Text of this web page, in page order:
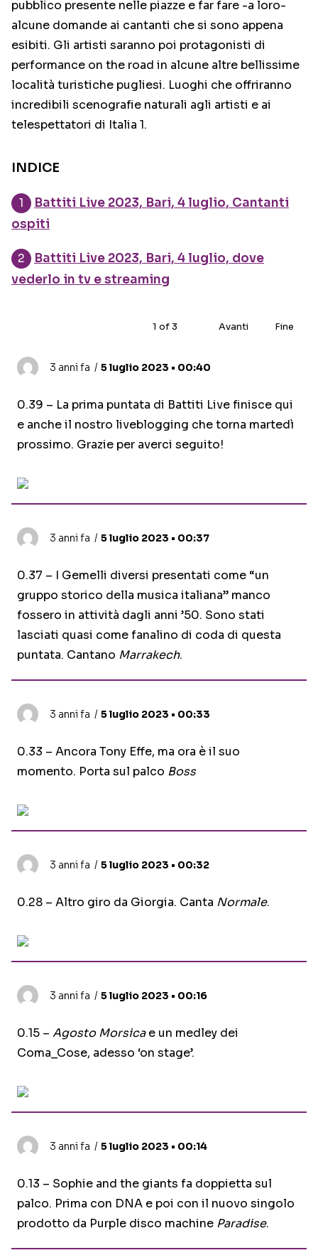
pubblico presente nelle piazze e far fare -a loro-
alcune domande ai cantanti che si sono appena
esibiti. Gli artisti saranno poi protagonisti di
performance on the road in alcune altre bellissime
località turistiche pugliesi. Luoghi che offriranno
incredibili scenografie naturali agli artisti e ai
telespettatori di Italia 1.
INDICE
Battiti Live 2023, Bari, 4 luglio, Cantanti
ospiti
Battiti Live 2023, Bari, 4 luglio, dove
vederlo in tv e streaming
1 of3 Avanti Fine
3 anni fa 5 luglio 2023 • 00:40
0.39 – La prima puntata di Battiti Live finisce qui
e anche il nostro liveblogging che torna martedì
prossimo. Grazie per averci seguito!
3 anni fa 5 luglio 2023 • 00:37
0.37 – I Gemelli diversi presentati come “un
gruppo storico della musica italiana” manco
fossero in attività dagli anni ’50. Sono stati
lasciati quasi come fanalino di coda di questa
puntata. Cantano Marrakech.
3 anni fa 5 luglio 2023 • 00:33
0.33 – Ancora Tony Effe, ma ora è il suo
momento. Porta sul palco Boss
3 anni fa 5 luglio 2023 • 00:32
0.28 – Altro giro da Giorgia. Canta Normale.
3 anni fa 5 luglio 2023 • 00:16
0.15 – Agosto Morsicae un medley dei
Coma_Cose, adesso ‘on stage’.
3 anni fa 5 luglio 2023 • 00:14
0.13 – Sophie and the giants fa doppietta sul
palco. Prima con DNA e poi con il nuovo singolo
prodotto da Purple disco machine Paradise.